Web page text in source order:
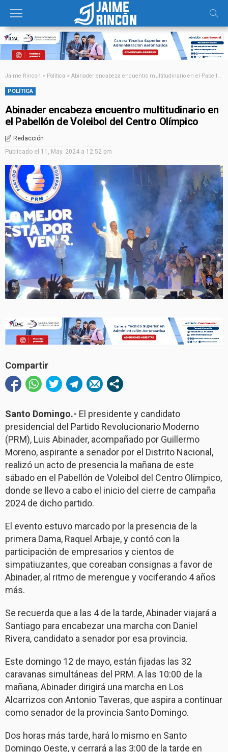
Jaime Rincon > Política > Abinader encabeza encuentro multitudinario en el Pabellón de Voleibol del Centro Olímpico
POLÍTICA
Abinader encabeza encuentro multitudinario en
el Pabellón de Voleibol del Centro Olímpico
Redacción
Publicado el 11, May. 2024 a 12:52 pm
Compartir
Santo Domingo.- El presidente y candidato
presidencial del Partido Revolucionario Moderno
(PRM), Luis Abinader, acompañado por Guillermo
Moreno, aspirante a senador por el Distrito Nacional,
realizó un acto de presencia la mañana de este
sábado en el Pabellón de Voleibol del Centro Olímpico,
donde se llevo a cabo el inicio del cierre de campaña
2024 de dicho partido.
El evento estuvo marcado por la presencia de la
primera Dama, Raquel Arbaje, y contó con la
participación de empresarios y cientos de
simpatiuzantes, que coreaban consignas a favor de
Abinader, al ritmo de merengue y vociferando 4 años
más.
Se recuerda que a las 4 de la tarde, Abinader viajará a
Santiago para encabezar una marcha con Daniel
Rivera, candidato a senador por esa provincia.
Este domingo 12 de mayo, están fijadas las 32
caravanas simultáneas del PRM. A las 10:00 de la
mañana, Abinader dirigirá una marcha en Los
Alcarrizos con Antonio Taveras, que aspira a continuar
como senador de la provincia Santo Domingo.
Dos horas más tarde, hará lo mismo en Santo
Domingo Oeste, y cerrará a las 3:00 de la tarde en